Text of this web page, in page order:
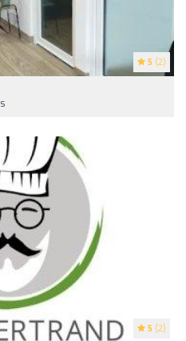
5 (2)
5 (2)